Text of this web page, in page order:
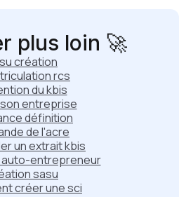
plus loin 🚀
création
rcs
du kbis
entreprise
définition
de l'acre
un extrait kbis
auto-entrepreneur
sasu
créer une sci